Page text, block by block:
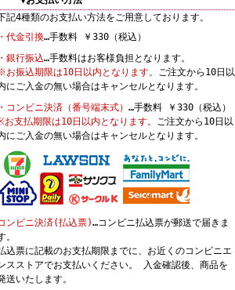
記4種類のお支払い方法をご用意しております。
・代金引換…手数料 ￥330（税込）
・銀行振込…手数料はお客様負担となります。
お振込期限は10日以内となります。 ご注文から10日以
にご入金の無い場合はキャンセルとなります。
・コンビニ決済（番号端末式） …手数料 ￥330（税込）
お支払期限は10日以内となります。 ご注文から10日以
にご入金の無い場合はキャンセルとなります。
ンビニ決済(払込票)…コンビニ払込票が郵送で届きま
。
込票に記載のお支払期限までに、お近くのコンビニエ
スストアでお支払いください。 入金確認後、商品を
送いたします。